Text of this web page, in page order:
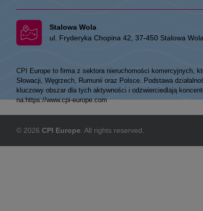
Stalowa Wola
ul. Fryderyka Chopina 42, 37-450 Stalowa Wola
CPI Europe to firma z sektora nieruchomości komercyjnych,
Słowacji, Węgrzech, Rumunii oraz Polsce. Podstawa
kluczowy obszar dla tych aktywności i odzwierciedlają
na:https://www.cpi-europe.com
© 2026 CPI Europe . All rights reserved.